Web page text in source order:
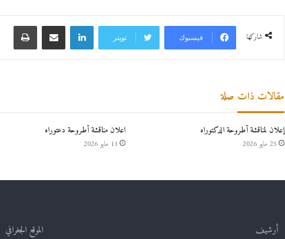
شاركها فيسبوك تويتر
لينكدإن مشاركة عبر البريد طباعة
مقالات ذات صلة
إعلان لمناقشة أطروحة الدكتوراه
25 مايو 2026
اعلان مناقشة أطروحة دعتوراه
11 مايو 2026
أرشيف الموقع الجغرافي